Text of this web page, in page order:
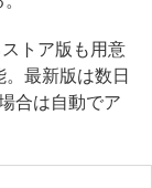
トア版も用意
最新版は数日
合は自動でア